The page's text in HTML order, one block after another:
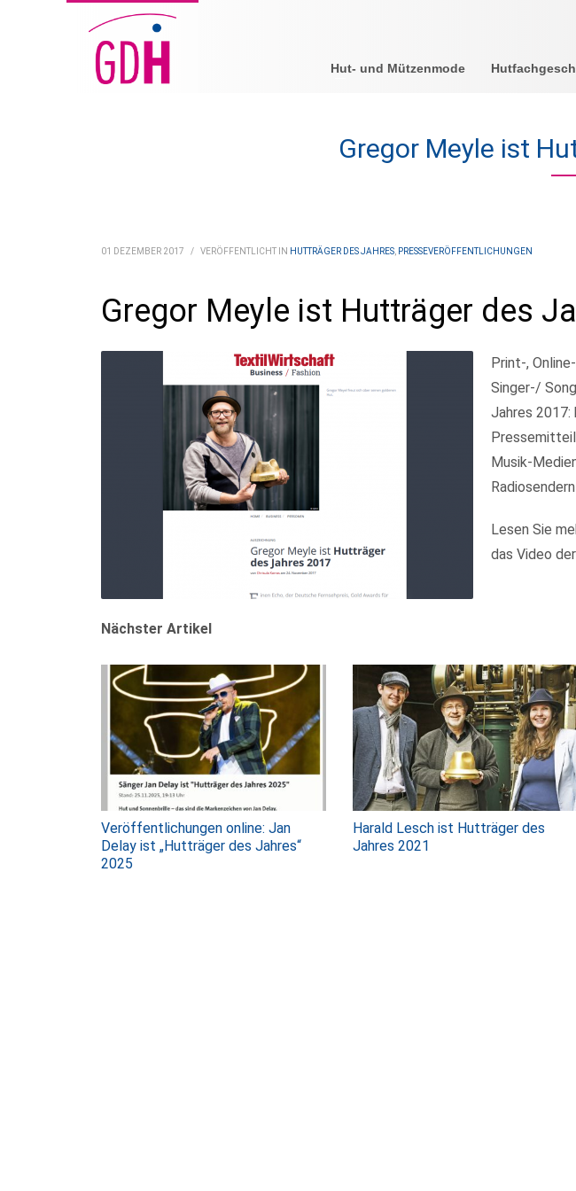
Hut- und Mützenmode
Gregor Meyle ist
01 DEZEMBER 2017 / VERÖFFENTLICHT IN HUTTRÄGER DES JAHRES PRESSEVERÖFFENTLICHUNGEN
Gregor Meyle ist Hutträger des
Print-,
Singer-/
Jahres 2017:
Musik-
Lesen Sie
das Video
Nächster Artikel
Veröffentlichungen online: Jan
Delay ist „Hutträger des Jahres“
2025
Harald Lesch ist Hutträger des
Jahres 2021